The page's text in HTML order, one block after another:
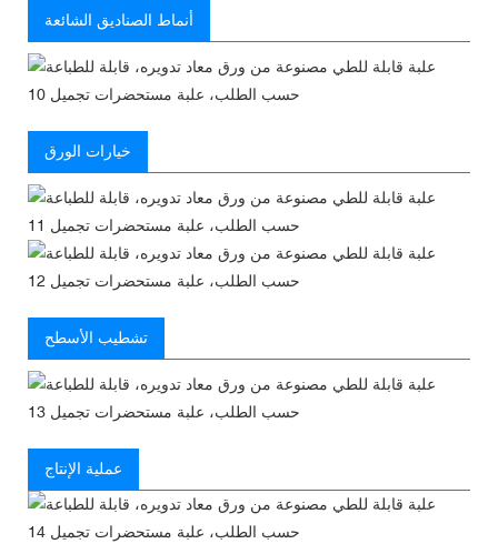
أنماط الصناديق الشائعة
خيارات الورق
تشطيب الأسطح
عملية الإنتاج